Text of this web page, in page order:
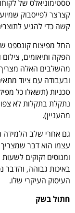
טסטימוניאלס של
קצרצר לפייסבוק
קשה כדי להגיע
החל מפיצוח קונספט
הפקה ותיאומים,
מהשלבים האלה מצריך
ובעבודה עם ציוד
טכניות (תשאלו כל
נתקלת בתקלות לא
מהעניין).
גם אחרי שלב הלמידה
עצמו הוא דבר שמצריך
ומנוסים זקוקים
באיכות גבוהה, והדבר
העיסוק העיקרי שלו.
חתול בשק